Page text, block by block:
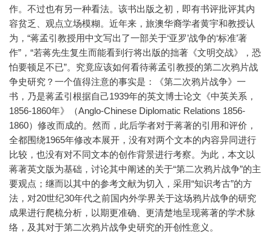
作。不过也有另一种看法。该书出版之初，即有书评批评其内
容贫乏、观点立场模糊。近年来，旅澳华裔学者黄宇和教授认
为，“蒋孟引教授用中文写出了一部关于‘亚罗’战争的‘标准’著
作”，“若蒋先生复生而能看到行将出版的拙著《文明交战》，恐
怕要顿足不已”。究竟应该如何看待蒋孟引教授的第二次鸦片战
争史研究？一个值得注意的事实是：《第二次鸦片战争》一
书，乃是蒋孟引根据自己1939年的英文博士论文《中英关系，
1856-1860年》（Anglo-Chinese Diplomatic Relations 1856-
1860）修改而成的。然而，此后学者对于蒋著的引用和评价，
全都围绕1965年修改本展开，没有对两个文本的内容异同进行
比较，也没有对不同文本的创作背景进行考察。为此，本文以
蒋著英文版为基础，讨论其中阐述的关于“第二次鸦片战争”的主
要观点；继而以其中的参考文献为切入，采用“知识考古”的方
法，对20世纪30年代之前国内外学界关于这场鸦片战争的研究
成果进行爬梳分析，以期更准确、更清楚地呈现蒋著的学术脉
络，及其对于第二次鸦片战争史研究的开创性意义。